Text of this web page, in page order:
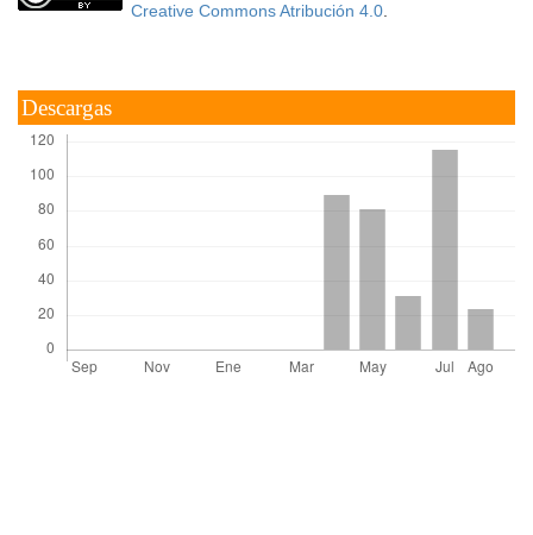
Creative Commons Atribución 4.0.
Descargas